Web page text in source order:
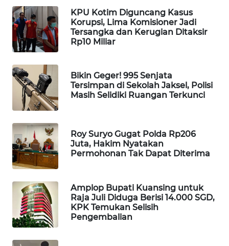
KPU Kotim Diguncang Kasus
Korupsi, Lima Komisioner Jadi
Tersangka dan Kerugian Ditaksir
Rp10 Miliar
Bikin Geger! 995 Senjata
Tersimpan di Sekolah Jaksel, Polisi
Masih Selidiki Ruangan Terkunci
Roy Suryo Gugat Polda Rp206
Juta, Hakim Nyatakan
Permohonan Tak Dapat Diterima
Amplop Bupati Kuansing untuk
Raja Juli Diduga Berisi 14.000 SGD,
KPK Temukan Selisih
Pengembalian
WAHANA
SPORT
WAHANA
UMKM
WAHANA
WAHANA
PERSONA
WAHANA
OTOMOTIF
WAHANA
HEALTH